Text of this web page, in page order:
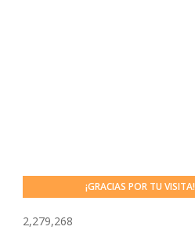
¡GRACIAS POR TU VISITA!
2,279,268